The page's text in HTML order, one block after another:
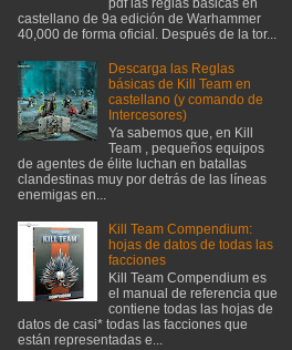
pdf las reglas básicas en
castellano de 9a edición de Warhammer
40,000 de forma oficial. Después de la tor...
Descarga las Reglas
básicas de Kill Team en
castellano (y comando de
Intercesores)
Ya sabemos que, en Kill
Team , pequeños equipos
de agentes de élite luchan en batallas
clandestinas muy por detrás de las líneas
enemigas en...
Kill Team Compendium:
hojas de datos de todas las
facciones
Kill Team Compendium es
el manual de referencia que
contiene todas las hojas de
datos de casi* todas las facciones que
están representadas e...